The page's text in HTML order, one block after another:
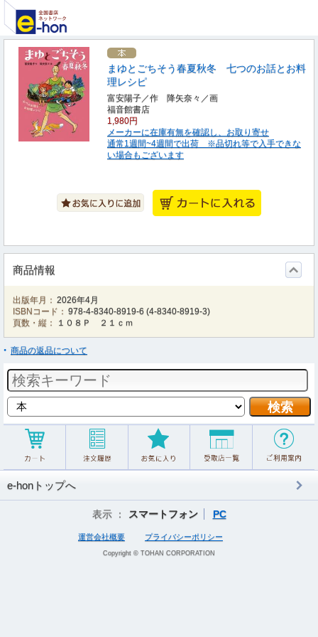
まゆとごちそう春夏秋冬 七つのお話とお料
理レシピ
富安陽子／作 降矢奈々／画
福音館書店
1,980円
メーカーに在庫有無を確認し、お取り寄せ
通常1週間~4週間で出荷 ※品切れ等で入手できな
い場合もございます
商品情報
出版年月： 2026年4月
ISBNコード： 978-4-8340-8919-6 (4-8340-8919-3)
頁数・縦：
１０８Ｐ ２１ｃｍ
商品の返品について
e-honトップへ
表示 ： スマートフォン PC
運営会社概要 プライバシーポリシー
Copyright © TOHAN CORPORATION